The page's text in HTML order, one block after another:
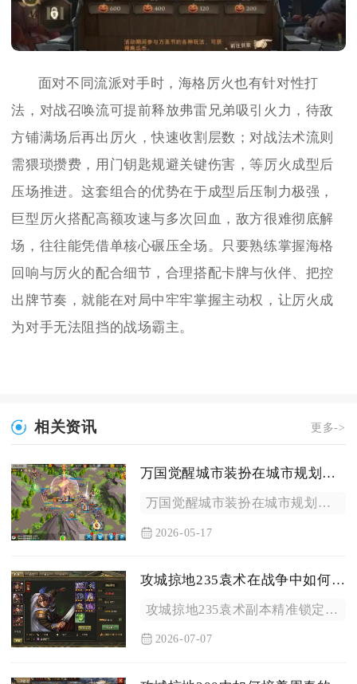
面对不同流派对手时，海格厉火也有针对性打
法，对战召唤流可提前释放弗雷兄弟吸引火力，待敌
方铺满场后再出厉火，快速收割层数；对战法术流则
需猥琐攒费，用门钥匙规避关键伤害，等厉火成型后
压场推进。这套组合的优势在于成型后压制力极强，
巨型厉火搭配高额攻速与多次回血，敌方很难彻底解
场，往往能凭借单核心碾压全场。只要熟练掌握海格
回响与厉火的配合细节，合理搭配卡牌与伙伴、把控
出牌节奏，就能在对局中牢牢掌握主动权，让厉火成
为对手无法阻挡的战场霸主。
相关资讯 更多->
万国觉醒城市装扮在城市规划中如何应用
万国觉醒城市装扮在城市规划中，核心是用装饰划分功能区、优化动...
2026-05-17
攻城掠地235袁术在战争中如何准确定位敌人的弱点
攻城掠地235袁术副本精准锁定敌方弱点的核心逻辑，是先拆解敌...
2026-07-07